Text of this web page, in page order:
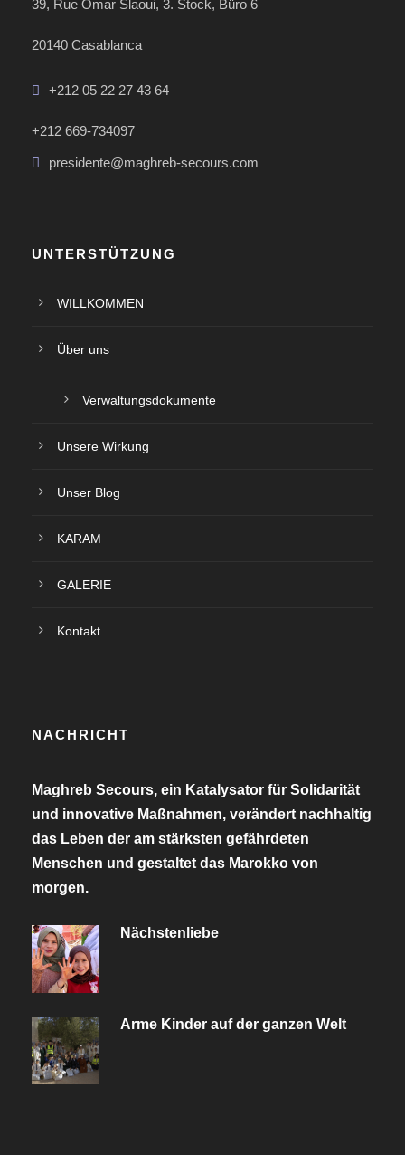
39, Rue Omar Slaoui, 3. Stock, Büro 6
20140 Casablanca
+212 05 22 27 43 64
+212 669-734097
presidente@maghreb-secours.com
UNTERSTÜTZUNG
WILLKOMMEN
Über uns
Verwaltungsdokumente
Unsere Wirkung
Unser Blog
KARAM
GALERIE
Kontakt
NACHRICHT
Maghreb Secours, ein Katalysator für Solidarität
und innovative Maßnahmen, verändert nachhaltig
das Leben der am stärksten gefährdeten
Menschen und gestaltet das Marokko von
morgen.
Nächstenliebe
Arme Kinder auf der ganzen Welt